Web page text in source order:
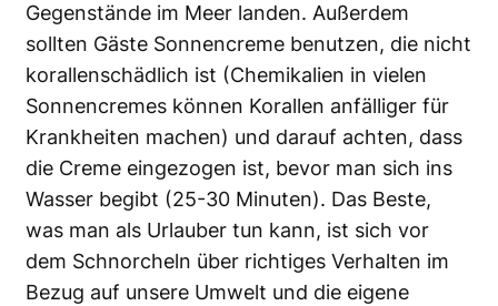
Gegenstände im Meer landen. Außerdem
sollten Gäste Sonnencreme benutzen, die nicht
korallenschädlich ist (Chemikalien in vielen
Sonnencremes können Korallen anfälliger für
Krankheiten machen) und darauf achten, dass
die Creme eingezogen ist, bevor man sich ins
Wasser begibt (25-30 Minuten). Das Beste,
was man als Urlauber tun kann, ist sich vor
dem Schnorcheln über richtiges Verhalten im
Bezug auf unsere Umwelt und die eigene